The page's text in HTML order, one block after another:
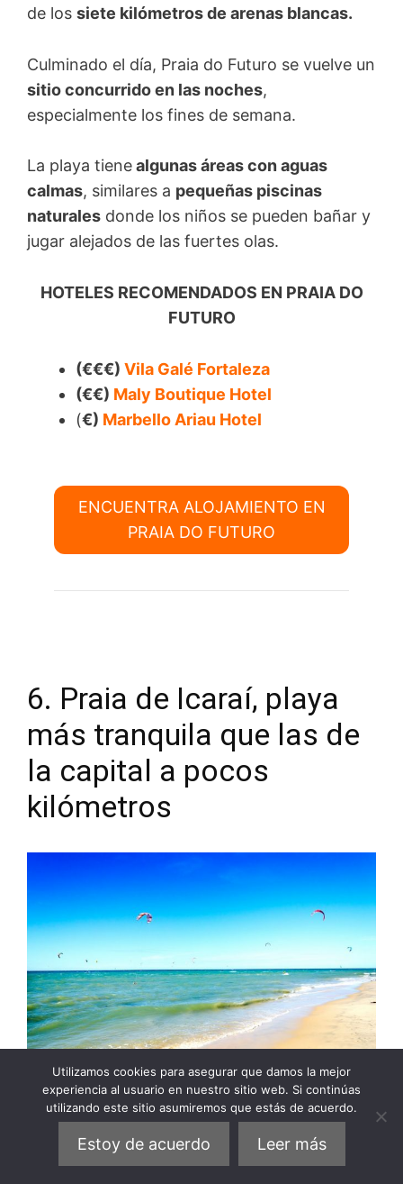
de los siete kilómetros de arenas blancas.
Culminado el día, Praia do Futuro se vuelve un
sitio concurrido en las noches,
especialmente los fines de semana.
La playa tienealgunas áreas con aguas
calmas, similares a pequeñas piscinas
naturales donde los niños se pueden bañar y
jugar alejados de las fuertes olas.
HOTELES RECOMENDADOS EN PRAIA DO
FUTURO
(€€€) Vila Galé Fortaleza
(€€) Maly Boutique Hotel
(€) Marbello Ariau Hotel
ENCUENTRA ALOJAMIENTO EN
PRAIA DO FUTURO
6. Praia de Icaraí, playa
más tranquila que las de
la capital a pocos
kilómetros
Esta playa está enclavada en el barrio del
mismo nombre, situado en el municipio
Caucaia de la región metropolitana, a más de
Utilizamos cookies para asegurar que damos la mejor
experiencia al usuario en nuestro sitio web. Si continúas
utilizando este sitio asumiremos que estás de acuerdo.
Estoy de acuerdo Leer más